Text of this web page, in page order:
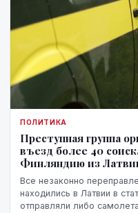
ПОЛИТИКА
Преступная группа
въезд более 40
Финляндию из
Все незаконно
находились в Латвии в
отправляли либо